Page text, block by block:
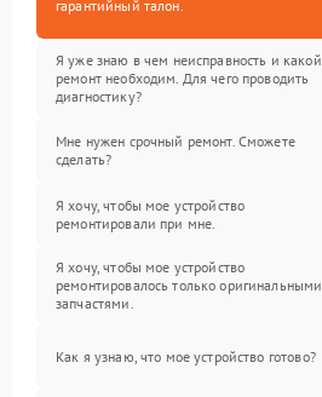
гарантийный талон.
Я уже знаю в чем неисправность и какой
ремонт необходим. Для чего проводить
диагностику?
Мне нужен срочный ремонт. Сможете
сделать?
Я хочу, чтобы мое устройство
ремонтировали при мне.
Я хочу, чтобы мое устройство
ремонтировалось только оригинальными
запчастями.
Как я узнаю, что мое устройство готово?